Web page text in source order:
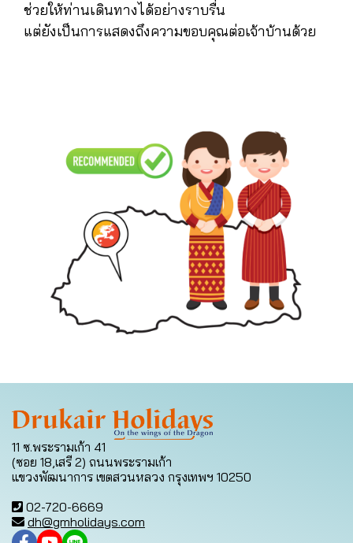
ช่วยให้ท่านเดินทางได้อย่างราบรื่น
แต่ยังเป็นการแสดงถึงความขอบคุณต่อเจ้าบ้านด้วย
11 ซ.พระรามเก้า 41
(ซอย 18,เสรี 2) ถนนพระรามเก้า
แขวงพัฒนาการ เขตสวนหลวง กรุงเทพฯ 10250
02-720-6669
dh@gmholidays.com